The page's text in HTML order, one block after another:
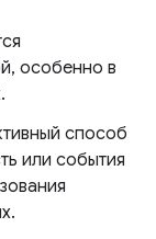
особенно в
способ
или события